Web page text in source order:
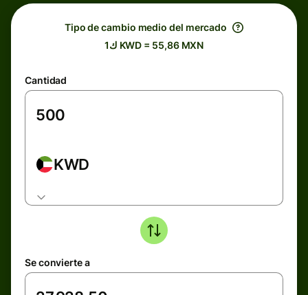
Tipo de cambio medio del mercado
ك1 KWD = 55,86 MXN
Cantidad
KWD
Se convierte a